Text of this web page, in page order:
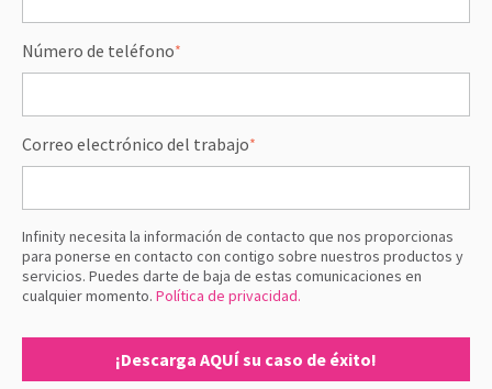
Número de teléfono*
Correo electrónico del trabajo*
Infinity necesita la información de contacto que nos proporcionas
para ponerse en contacto con contigo sobre nuestros productos y
servicios. Puedes darte de baja de estas comunicaciones en
cualquier momento. Política de privacidad.